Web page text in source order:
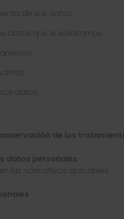
de sus datos.
datos que le solicitamos.
datos.
de los
datos personales
las normativas aplicables.